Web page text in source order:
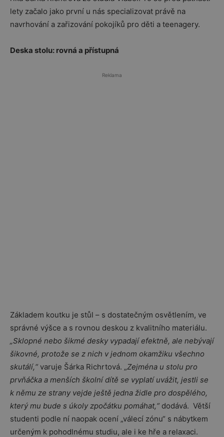
lety začalo jako první u nás specializovat právě na
navrhování a zařizování pokojíků pro děti a teenagery.
Deska stolu: rovná a přístupná
Reklama
Základem koutku je stůl – s dostatečným osvětlením, ve
správné výšce a s rovnou deskou z kvalitního materiálu.
„Sklopné nebo šikmé desky vypadají efektně, ale nebývají
šikovné, protože se z nich v jednom okamžiku všechno
skutálí,“varuje Šárka Richrtová. „Zejména u stolu pro
prvňáčka a menších školní dítě se vyplatí uvážit, jestli se
k němu ze strany vejde ještě jedna židle pro dospělého,
který mu bude s úkoly zpočátku pomáhat,“ dodává. Větší
studenti podle ní naopak ocení „válecí zónu“ s nábytkem
určeným k pohodlnému studiu, ale i ke hře a relaxaci.